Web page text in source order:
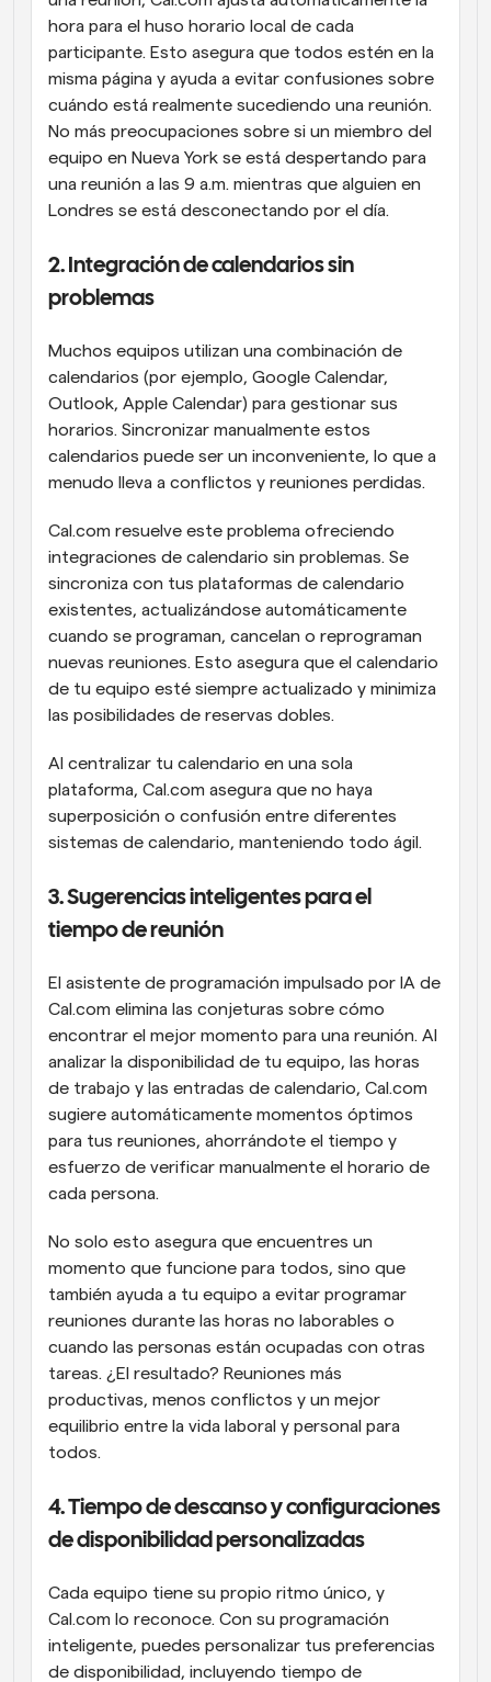
hora para el huso horario local de cada
participante. Esto asegura que todos estén en la
misma página y ayuda a evitar confusiones sobre
cuándo está realmente sucediendo una reunión.
No más preocupaciones sobre si un miembro del
equipo en Nueva York se está despertando para
una reunión a las 9 a.m. mientras que alguien en
Londres se está desconectando por el día.
2. Integración de calendarios sin
problemas
Muchos equipos utilizan una combinación de
calendarios (por ejemplo, Google Calendar,
Outlook, Apple Calendar) para gestionar sus
horarios. Sincronizar manualmente estos
calendarios puede ser un inconveniente, lo que a
menudo lleva a conflictos y reuniones perdidas.
Cal.com resuelve este problema ofreciendo
integraciones de calendario sin problemas. Se
sincroniza con tus plataformas de calendario
existentes, actualizándose automáticamente
cuando se programan, cancelan o reprograman
nuevas reuniones. Esto asegura que el calendario
de tu equipo esté siempre actualizado y minimiza
las posibilidades de reservas dobles.
Al centralizar tu calendario en una sola
plataforma, Cal.com asegura que no haya
superposición o confusión entre diferentes
sistemas de calendario, manteniendo todo ágil.
3. Sugerencias inteligentes para el
tiempo de reunión
El asistente de programación impulsado por IA de
Cal.com elimina las conjeturas sobre cómo
encontrar el mejor momento para una reunión. Al
analizar la disponibilidad de tu equipo, las horas
de trabajo y las entradas de calendario, Cal.com
sugiere automáticamente momentos óptimos
para tus reuniones, ahorrándote el tiempo y
esfuerzo de verificar manualmente el horario de
cada persona.
No solo esto asegura que encuentres un
momento que funcione para todos, sino que
también ayuda a tu equipo a evitar programar
reuniones durante las horas no laborables o
cuando las personas están ocupadas con otras
tareas. ¿El resultado? Reuniones más
productivas, menos conflictos y un mejor
equilibrio entre la vida laboral y personal para
todos.
4. Tiempo de descanso y configuraciones
de disponibilidad personalizadas
Cada equipo tiene su propio ritmo único, y
Cal.com lo reconoce. Con su programación
inteligente, puedes personalizar tus preferencias
de disponibilidad, incluyendo tiempo de